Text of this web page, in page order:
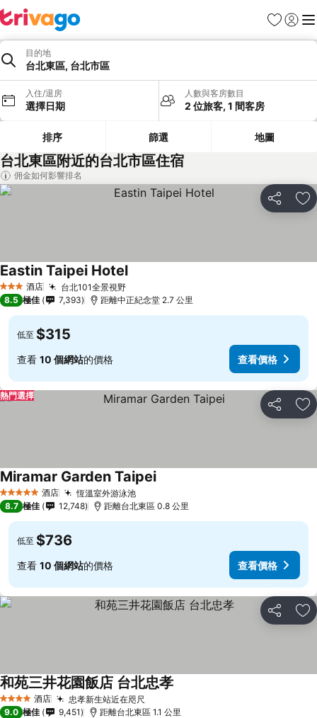
收藏夾
登入 選
目的地
台北東區, 台北市區
入住/退房
選擇日期
人數與客房數目
2 位旅客, 1 間客房
排序 篩選 地圖
台北東區附近的台北市區住宿
佣金如何影響排名
分享 放
3 星級 酒店 台北101全景視野
Eastin Taipei Hotel
8.5 極佳 7,393 距離中正紀念堂 2.7 公里
低至 $315
查看 10 個網站的價格 查看價格
分享 放
熱門選擇
5 星級 酒店 恆溫室外游泳池
Miramar Garden Taipei
8.7 極佳 12,748 距離台北東區 0.8 公里
低至 $736
查看 10 個網站的價格 查看價格
分享 放
4 星級 酒店 忠孝新生站近在咫尺
和苑三井花園飯店 台北忠孝
9.0 極佳 9,451 距離台北東區 1.1 公里